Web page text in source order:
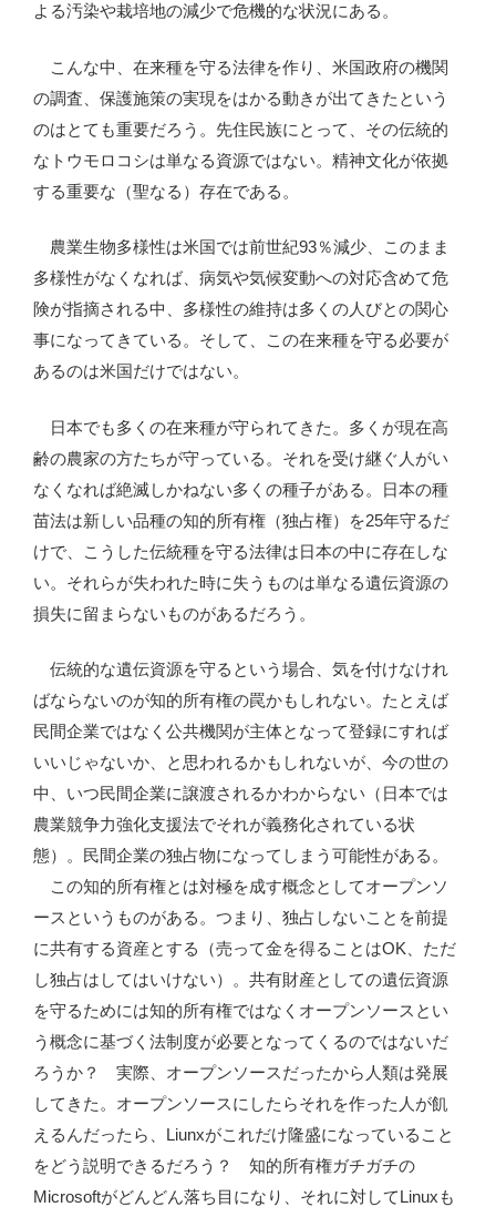
よる汚染や栽培地の減少で危機的な状況にある。
こんな中、在来種を守る法律を作り、米国政府の機関
の調査、保護施策の実現をはかる動きが出てきたという
のはとても重要だろう。先住民族にとって、その伝統的
なトウモロコシは単なる資源ではない。精神文化が依拠
する重要な（聖なる）存在である。
農業生物多様性は米国では前世紀93％減少、このまま
多様性がなくなれば、病気や気候変動への対応含めて危
険が指摘される中、多様性の維持は多くの人びとの関心
事になってきている。そして、この在来種を守る必要が
あるのは米国だけではない。
日本でも多くの在来種が守られてきた。多くが現在高
齢の農家の方たちが守っている。それを受け継ぐ人がい
なくなれば絶滅しかねない多くの種子がある。日本の種
苗法は新しい品種の知的所有権（独占権）を25年守るだ
けで、こうした伝統種を守る法律は日本の中に存在しな
い。それらが失われた時に失うものは単なる遺伝資源の
損失に留まらないものがあるだろう。
伝統的な遺伝資源を守るという場合、気を付けなけれ
ばならないのが知的所有権の罠かもしれない。たとえば
民間企業ではなく公共機関が主体となって登録にすれば
いいじゃないか、と思われるかもしれないが、今の世の
中、いつ民間企業に譲渡されるかわからない（日本では
農業競争力強化支援法でそれが義務化されている状
態）。民間企業の独占物になってしまう可能性がある。
この知的所有権とは対極を成す概念としてオープンソ
ースというものがある。つまり、独占しないことを前提
に共有する資産とする（売って金を得ることはOK、ただ
し独占はしてはいけない）。共有財産としての遺伝資源
を守るためには知的所有権ではなくオープンソースとい
う概念に基づく法制度が必要となってくるのではないだ
ろうか？ 実際、オープンソースだったから人類は発展
してきた。オープンソースにしたらそれを作った人が飢
えるんだったら、Liunxがこれだけ隆盛になっていること
をどう説明できるだろう？ 知的所有権ガチガチの
Microsoftがどんどん落ち目になり、それに対してLinuxも